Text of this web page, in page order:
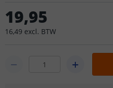
19,95
16,49 excl. BTW